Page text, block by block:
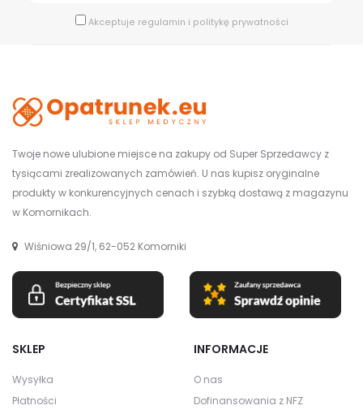
Akceptuje regulamin i politykę prywatności
Twoje nowe ulubione miejsce na zakupy od Super Sprzedawcy z
tysiącami zrealizowanych zamówień. U nas kupisz oryginalne
produkty w konkurencyjnych cenach i szybką dostawą z magazynu
w Komornikach.
Wiśniowa 29/1, 62-052 Komorniki
SKLEP
Wysyłka
Płatności
INFORMACJE
O nas
Dofinansowania z NFZ